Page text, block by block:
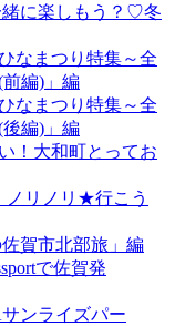
緒に楽しもう？♡冬
なまつり特集～全
編)」編
なまつり特集～全
編)」編
！大和町とってお
ノリノリ★行こう
賀市北部旅」編
で佐賀発
ンライズパー